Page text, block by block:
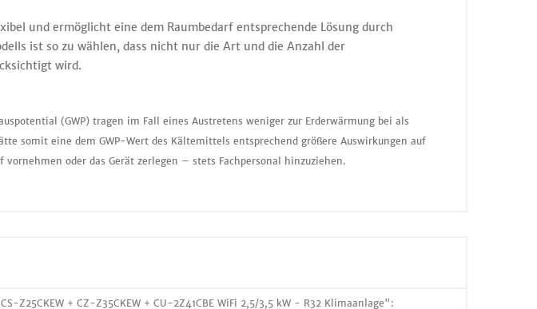
und ermöglicht eine dem Raumbedarf entsprechende Lösung durch
ist so zu wählen, dass nicht nur die Art und die Anzahl der
wird.
(GWP) tragen im Fall eines Austretens weniger zur Erderwärmung bei als
somit eine dem GWP-Wert des Kältemittels entsprechend größere Auswirkungen auf
oder das Gerät zerlegen – stets Fachpersonal hinzuziehen.
Z25CKEW + CZ-Z35CKEW + CU-2Z41CBE WiFi 2,5/3,5 kW - R32 Klimaanlage":